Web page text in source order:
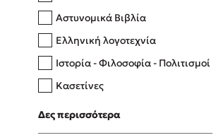
Δανάη Δεληγεώργη
Πάνω, κάτω, μπροστά, πίσω
Αστυνομικά Βιβλία
Ελληνική λογοτεχνία
Ιστορία - Φιλοσοφία - Πολιτισμοί
Κασετίνες
Λευκώματα - Έγχρωμοι οδηγοί
Μαγειρική
Δες περισσότερα